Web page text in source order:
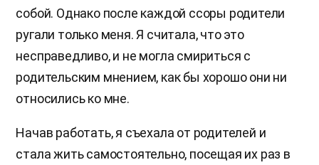
собой. Однако после каждой ссоры родители
ругали только меня. Я считала, что это
несправедливо, и не могла смириться с
родительским мнением, как бы хорошо они ни
относились ко мне.
Начав работать, я съехала от родителей и
стала жить самостоятельно, посещая их раз в